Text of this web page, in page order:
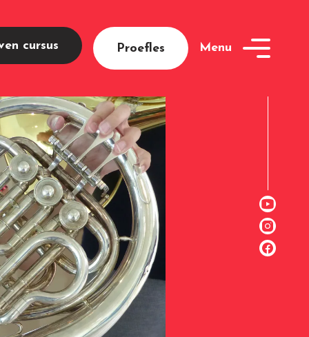
cursus Proefles
Menu